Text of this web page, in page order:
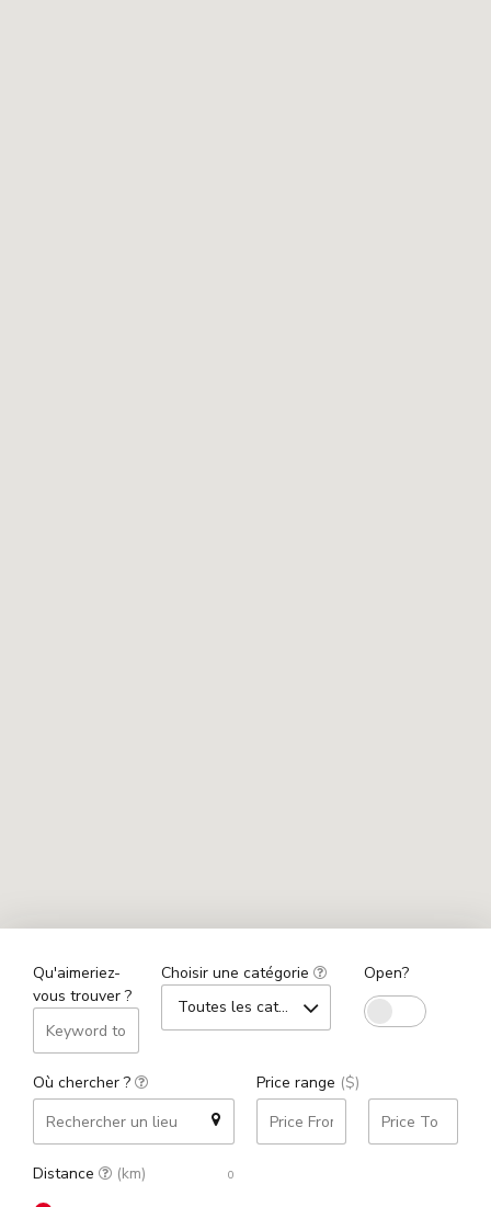
Qu'aimeriez-
vous trouver ?
Choisir une catégorie
Toutes les catégories
Open?
Où chercher ?
Distance (km)
Price range ($)